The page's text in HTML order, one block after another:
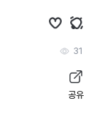
31
공유